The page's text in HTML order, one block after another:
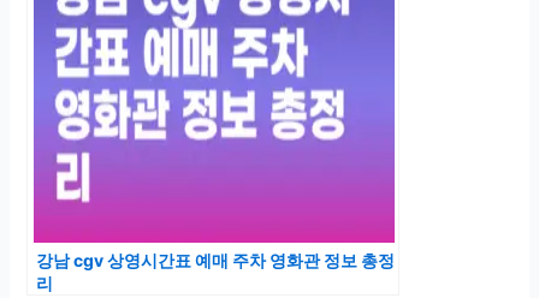
강남 cgv 상영시간표 예매 주차 영화관 정보 총정
리